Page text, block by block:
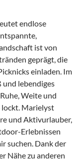
endlose
ist von
geprägt, die
einladen. Im
und lebendiges
Weite und
lockt. Marielyst
und Aktivurlauber,
Erlebnissen
suchen. Dank der
Nähe zu anderen